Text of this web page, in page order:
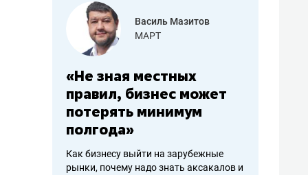
работа
Василь Мазитов
МАРТ
«Не зная местных
правил, бизнес может
потерять минимум
полгода»
Как бизнесу выйти на зарубежные
рынки, почему надо знать аксакалов и